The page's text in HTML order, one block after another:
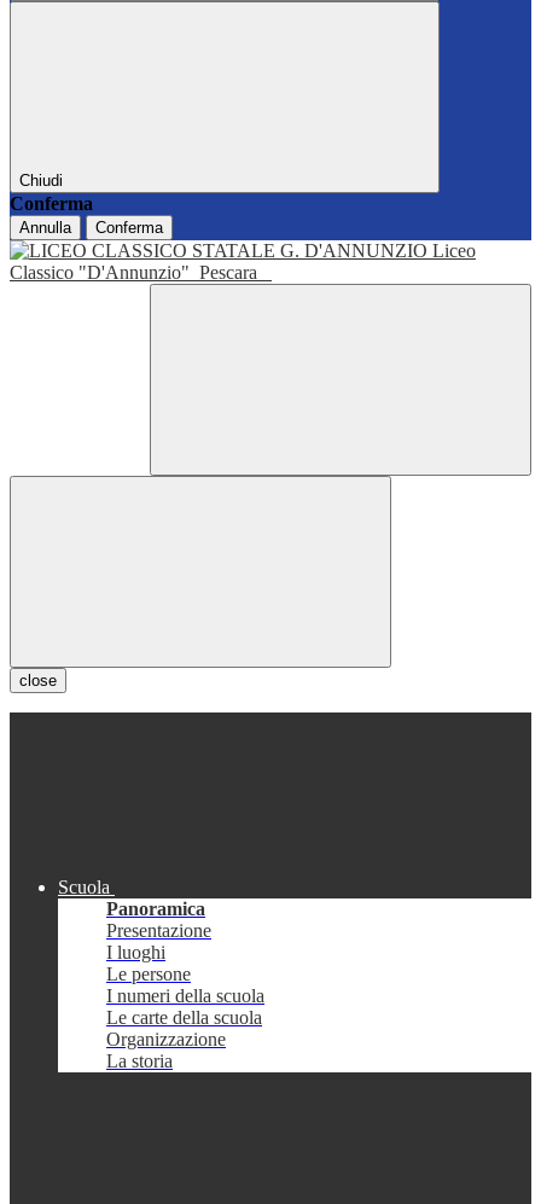
Chiudi
Conferma
Annulla Conferma
Liceo
Classico "D'Annunzio" Pescara
close
Scuola
Panoramica
Presentazione
I luoghi
Le persone
I numeri della scuola
Le carte della scuola
Organizzazione
La storia